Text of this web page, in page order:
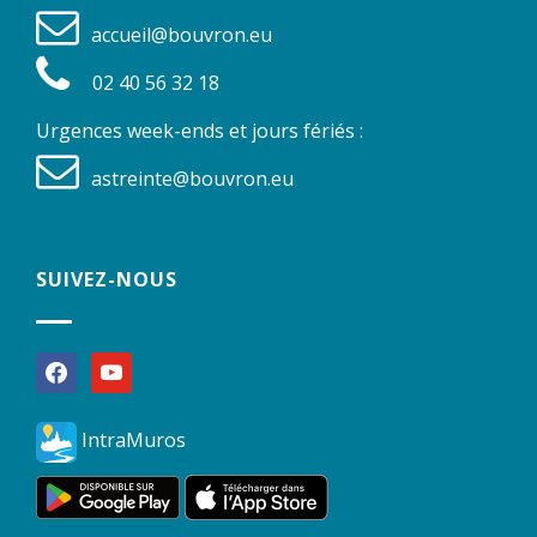
accueil@bouvron.eu
02 40 56 32 18
Urgences week-ends et jours fériés :
astreinte@bouvron.eu
SUIVEZ-NOUS
facebookyoutube
IntraMuros